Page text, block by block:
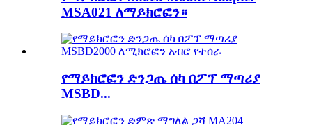
MSA021 ለማይክሮፎን።
የማይክሮፎን ድንጋጤ ሰካ በፖፕ ማጣሪያ
MSBD...